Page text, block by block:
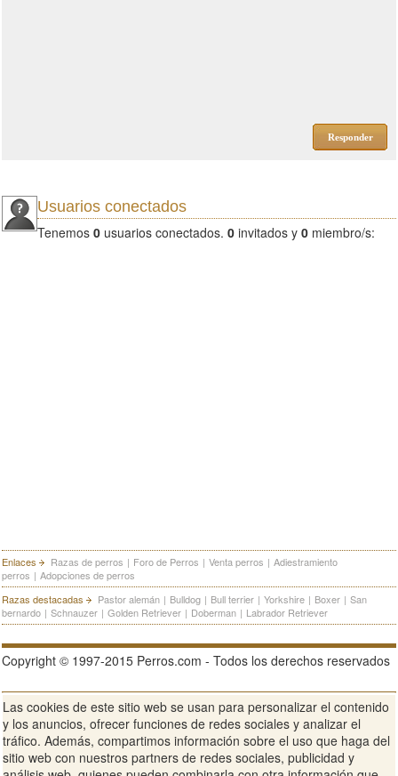
Responder
Usuarios conectados
Tenemos 0 usuarios conectados. 0 invitados y 0 miembro/s:
Enlaces Razas de perros | Foro de Perros | Venta perros | Adiestramiento
perros | Adopciones de perros
Razas destacadas
Pastor alemán | Bulldog | Bull terrier | Yorkshire | Boxer | San
bernardo | Schnauzer | Golden Retriever | Doberman | Labrador Retriever
Copyright © 1997-2015 Perros.com - Todos los derechos reservados
Publicidad en Perros.com | Contacte | Aviso Legal Política de
privacidad | Condiciones de uso
Ver sitio web completo
Las cookies de este sitio web se usan para personalizar el contenido
y los anuncios, ofrecer funciones de redes sociales y analizar el
tráfico. Además, compartimos información sobre el uso que haga del
sitio web con nuestros partners de redes sociales, publicidad y